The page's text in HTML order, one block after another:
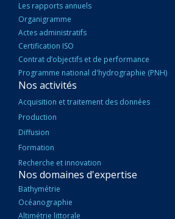
Les rapports annuels
Organigramme
Actes administratifs
Certification ISO
Contrat d’objectifs et de performance
Programme national d'hydrographie (PNH)
Nos activités
Acquisition et traitement des données
Production
Diffusion
Formation
Recherche et innovation
Nos domaines d'expertise
Bathymétrie
Océanographie
Altimétrie littorale